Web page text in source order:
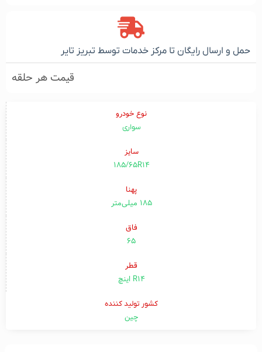
حمل و ارسال رایگان تا مرکز خدمات توسط تبریز تایر
قیمت هر حلقه
نوع خودرو
سواری
سایز
185/65R14
پهنا
۱۸۵ میلی‌متر
فاق
۶۵
قطر
R14 اینچ
کشور تولید کننده
چین